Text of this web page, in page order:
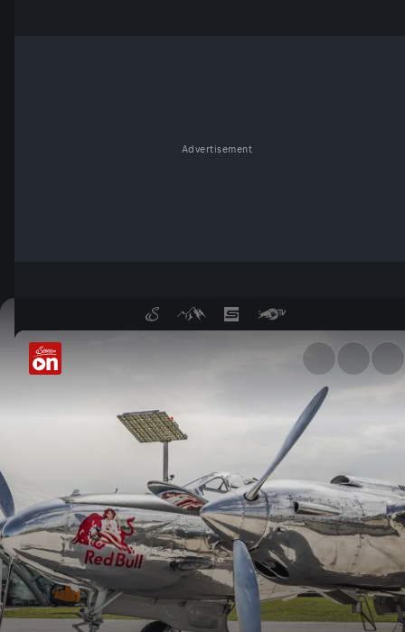
Advertisement
Die Flieger - Die Geschichte